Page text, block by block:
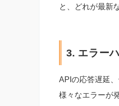
と、どれが最新
3. エラー
APIの応答遅延
様々なエラーが